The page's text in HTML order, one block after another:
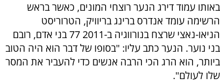
באותו עמוד דירג הנער רוצחי המונים, כאשר בראש
הרשימה עומד אנדרס ברינג בריוויק, הטרוריסט
הניאו-נאצי שרצח בנורווגיה ב-2011 77 בני אדם, רובם
בני נוער. הנער כתב עליו: "בסופו של דבר הוא היה הטוב
ביותר, הוא הרג הכי הרבה אנשים כדי להעביר את המסר
שלו לעולם".